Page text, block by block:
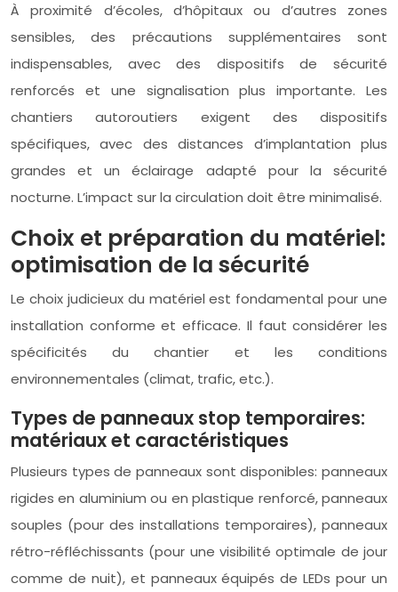
À proximité d’écoles, d’hôpitaux ou d’autres zones
sensibles, des précautions supplémentaires sont
indispensables, avec des dispositifs de sécurité
renforcés et une signalisation plus importante. Les
chantiers autoroutiers exigent des dispositifs
spécifiques, avec des distances d’implantation plus
grandes et un éclairage adapté pour la sécurité
nocturne. L’impact sur la circulation doit être minimalisé.
Choix et préparation du matériel:
optimisation de la sécurité
Le choix judicieux du matériel est fondamental pour une
installation conforme et efficace. Il faut considérer les
spécificités du chantier et les conditions
environnementales (climat, trafic, etc.).
Types de panneaux stop temporaires:
matériaux et caractéristiques
Plusieurs types de panneaux sont disponibles: panneaux
rigides en aluminium ou en plastique renforcé, panneaux
souples (pour des installations temporaires), panneaux
rétro-réfléchissants (pour une visibilité optimale de jour
comme de nuit), et panneaux équipés de LEDs pour un